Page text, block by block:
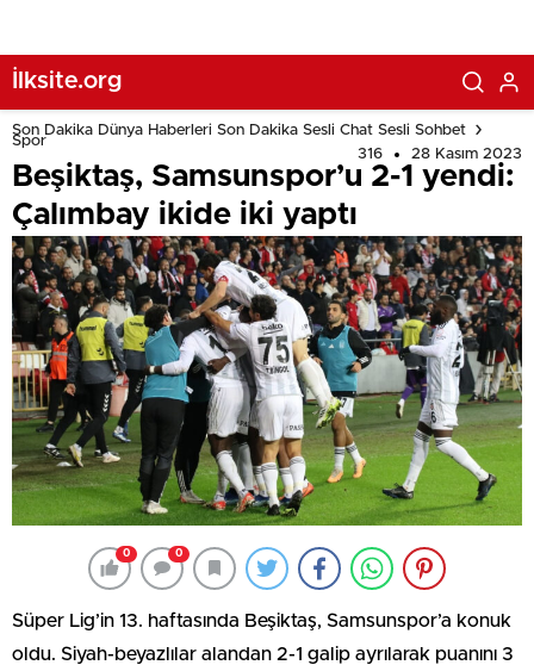
İlksite.org
Son Dakika Dünya Haberleri Son Dakika Sesli Chat Sesli Sohbet
Spor
316
28 Kasım 2023
Beşiktaş, Samsunspor’u 2-1 yendi:
Çalımbay ikide iki yaptı
0 0
Süper Lig’in 13. haftasında Beşiktaş, Samsunspor’a konuk
oldu. Siyah-beyazlılar alandan 2-1 galip ayrılarak puanını 3